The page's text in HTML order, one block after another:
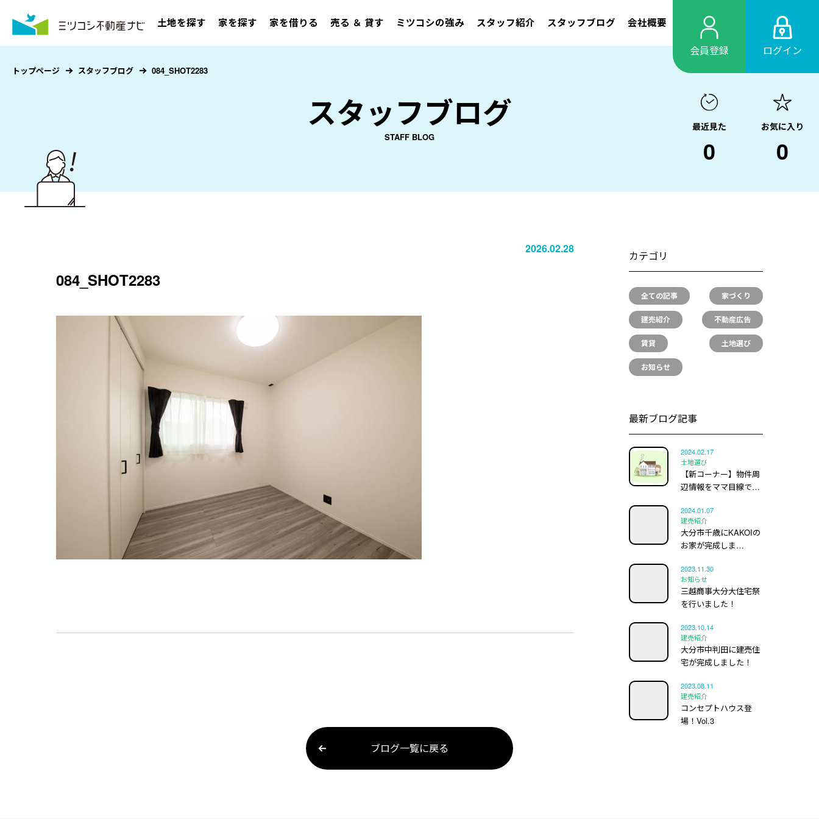
土地を探す 家を探す 家を借りる 売る ＆ 貸す ミツコシの強み スタッフ紹介 スタッフブログ 会社概要
会員登録 ログイン
スタッフブログ
STAFF BLOG
トップページ スタッフブログ 084_SHOT2283
最近見た
0
お気に入り
0
2026.02.28
084_SHOT2283
カテゴリ
全ての記事 家づくり
建売紹介 不動産広告
賃貸 土地選び
お知らせ
最新ブログ記事
2024.02.17
土地選び
【新コーナー】物件周
辺情報をママ目線で…
2024.01.07
建売紹介
大分市千歳にKAKOIの
お家が完成しま…
2023.11.30
お知らせ
三越商事大分大住宅祭
を行いました！
2023.10.14
建売紹介
大分市中判田に建売住
宅が完成しました！
2023.08.11
建売紹介
コンセプトハウス登
場！Vol.3
ブログ一覧に戻る